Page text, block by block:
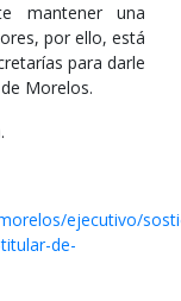
mantener una
por ello, está
para darle
Morelos.
ejecutivo/
de-